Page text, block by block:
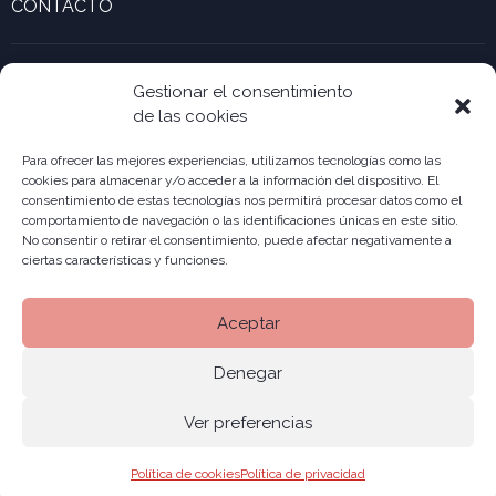
Gestionar el consentimiento
de las cookies
Para ofrecer las mejores experiencias, utilizamos tecnologías como las
cookies para almacenar y/o acceder a la información del dispositivo. El
consentimiento de estas tecnologías nos permitirá procesar datos como el
comportamiento de navegación o las identificaciones únicas en este sitio.
No consentir o retirar el consentimiento, puede afectar negativamente a
ciertas características y funciones.
Aceptar
Denegar
Ver preferencias
Política de cookiesPolítica de privacidad
Calculadora de UTAs
CONTACTO